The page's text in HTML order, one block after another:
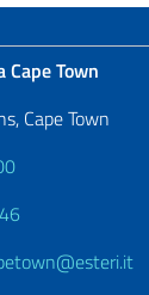
Cape Town
Cape Town